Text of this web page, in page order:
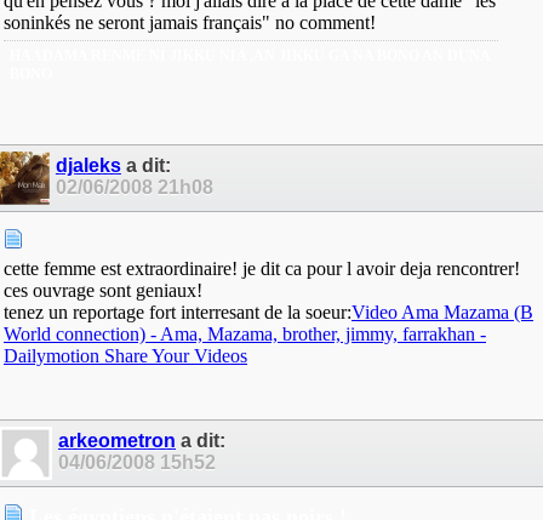
soninkés ne seront jamais français" no comment!
djaleksa dit:
02/06/2008 21h08
cette femme est extraordinaire! je dit ca pour l avoir deja rencontrer!
ces ouvrage sont geniaux!
tenez un reportage fort interresant de la soeur:Video Ama Mazama (B
World connection) - Ama, Mazama, brother, jimmy, farrakhan -
Dailymotion Share Your Videos
arkeometron a dit:
04/06/2008 15h52